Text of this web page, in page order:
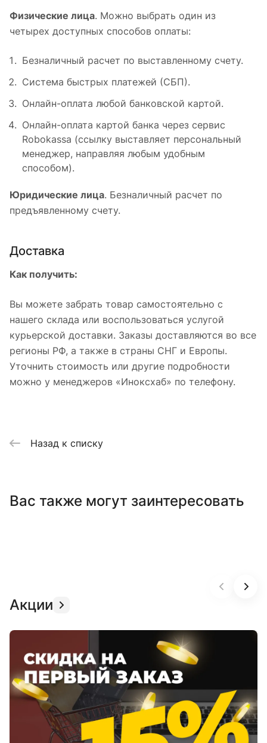
Физические лица. Можно выбрать один из
четырех доступных способов оплаты:
Безналичный расчет по выставленному счету.
Система быстрых платежей (СБП).
Онлайн-оплата любой банковской картой.
Онлайн-оплата картой банка через сервис
Robokassa (ссылку выставляет персональный
менеджер, направляя любым удобным
способом).
Юридические лица. Безналичный расчет по
предъявленному счету.
Доставка
Как получить:
Вы можете забрать товар самостоятельно с
нашего склада или воспользоваться услугой
курьерской доставки. Заказы доставляются во все
регионы РФ, а также в страны СНГ и Европы.
Уточнить стоимость или другие подробности
можно у менеджеров «Иноксхаб» по телефону.
Назад к списку
Вас также могут заинтересовать
Акции